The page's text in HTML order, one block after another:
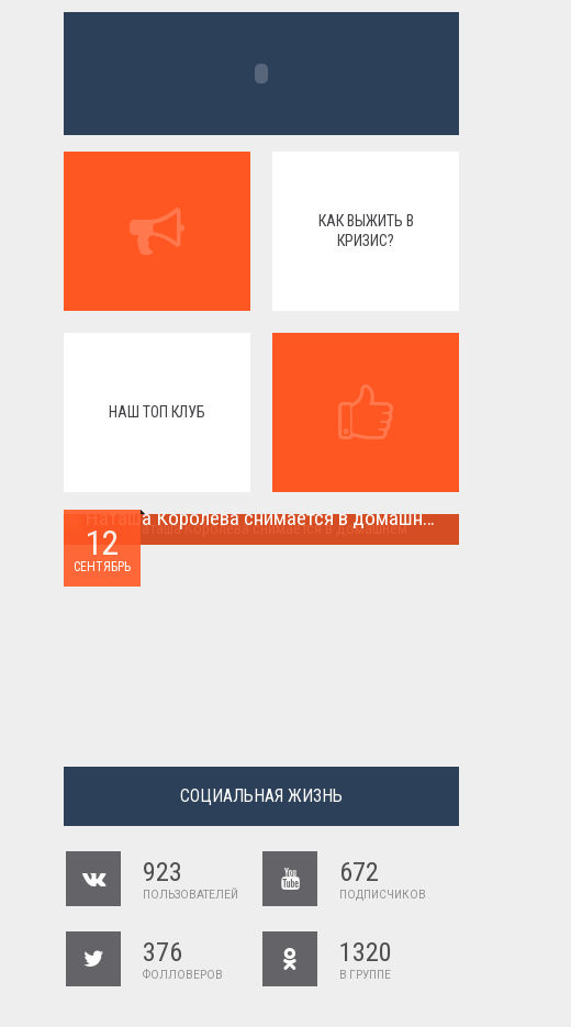
КАК ВЫЖИТЬ В
КРИЗИС?
НАШ ТОП КЛУБ
12
СЕНТЯБРЬ
Наташа Королева снимается в домашнем
Наташа Королева снимается в домашнем ...
СОЦИАЛЬНАЯ ЖИЗНЬ
923
ПОЛЬЗОВАТЕЛЕЙ
672
ПОДПИСЧИКОВ
376
ФОЛЛОВЕРОВ
1320
В ГРУППЕ